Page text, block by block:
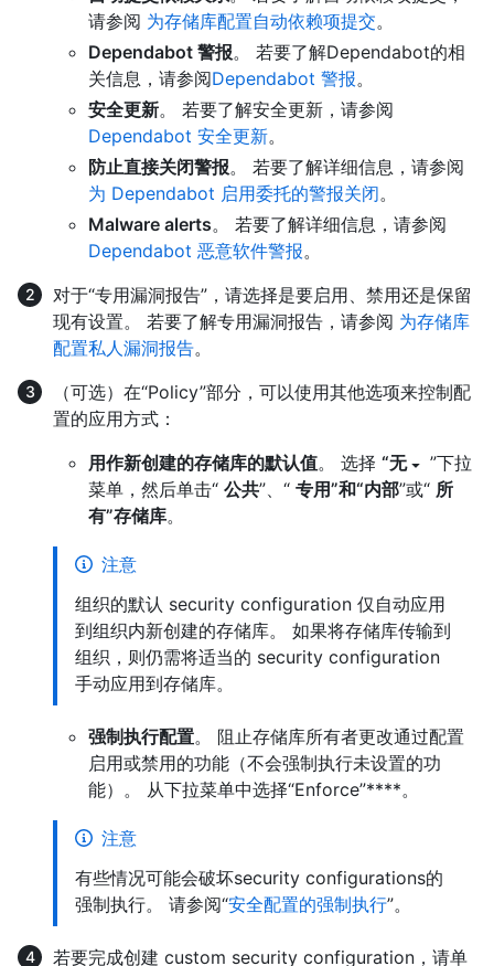
请参阅 为存储库配置自动依赖项提交。
Dependabot 警报。 若要了解Dependabot的相
关信息，请参阅Dependabot 警报。
安全更新。 若要了解安全更新，请参阅
Dependabot 安全更新。
防止直接关闭警报。 若要了解详细信息，请参阅
为 Dependabot 启用委托的警报关闭。
Malware alerts。 若要了解详细信息，请参阅
Dependabot 恶意软件警报。
对于“专用漏洞报告”，请选择是要启用、禁用还是保留
现有设置。 若要了解专用漏洞报告，请参阅 为存储库
配置私人漏洞报告。
（可选）在“Policy”部分，可以使用其他选项来控制配
置的应用方式：
用作新创建的存储库的默认值。 选择 “无
”下拉
菜单，然后单击“ 公共”、“ 专用”和“内部”或“ 所
有”存储库。
注意
组织的默认 security configuration 仅自动应用
到组织内新创建的存储库。 如果将存储库传输到
组织，则仍需将适当的 security configuration
手动应用到存储库。
强制执行配置。 阻止存储库所有者更改通过配置
启用或禁用的功能（不会强制执行未设置的功
能）。 从下拉菜单中选择“Enforce”****。
注意
有些情况可能会破坏security configurations的
强制执行。 请参阅“安全配置的强制执行”。
若要完成创建 custom security configuration，请单